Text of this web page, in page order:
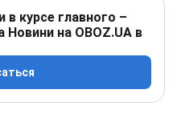
в курсе главного –
Новини на OBOZ.UA в